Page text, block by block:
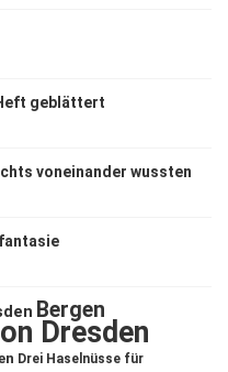
geblättert
voneinander wussten
Bergen
Dresden
Drei Haselnüsse für